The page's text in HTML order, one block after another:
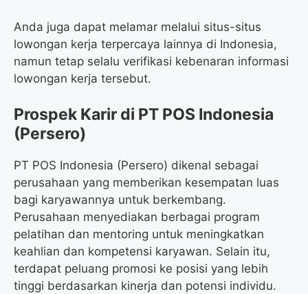
Anda juga dapat melamar melalui situs-situs
lowongan kerja terpercaya lainnya di Indonesia,
namun tetap selalu verifikasi kebenaran informasi
lowongan kerja tersebut.
Prospek Karir di PT POS Indonesia
(Persero)
PT POS Indonesia (Persero) dikenal sebagai
perusahaan yang memberikan kesempatan luas
bagi karyawannya untuk berkembang.
Perusahaan menyediakan berbagai program
pelatihan dan mentoring untuk meningkatkan
keahlian dan kompetensi karyawan. Selain itu,
terdapat peluang promosi ke posisi yang lebih
tinggi berdasarkan kinerja dan potensi individu.